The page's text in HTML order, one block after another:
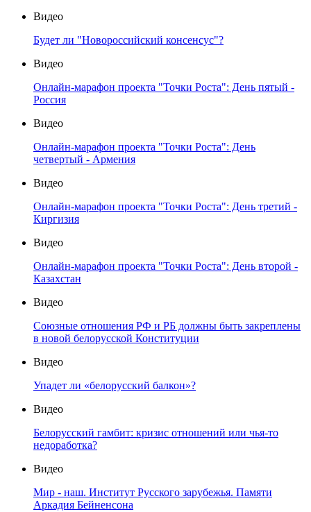
Видео
Будет ли "Новороссийский консенсус"?
Видео
Онлайн-марафон проекта "Точки Роста": День пятый -
Россия
Видео
Онлайн-марафон проекта "Точки Роста": День
четвертый - Армения
Видео
Онлайн-марафон проекта "Точки Роста": День третий -
Киргизия
Видео
Онлайн-марафон проекта "Точки Роста": День второй -
Казахстан
Видео
Союзные отношения РФ и РБ должны быть закреплены
в новой белорусской Конституции
Видео
Упадет ли «белорусский балкон»?
Видео
Белорусский гамбит: кризис отношений или чья-то
недоработка?
Видео
Мир - наш. Институт Русского зарубежья. Памяти
Аркадия Бейненсона